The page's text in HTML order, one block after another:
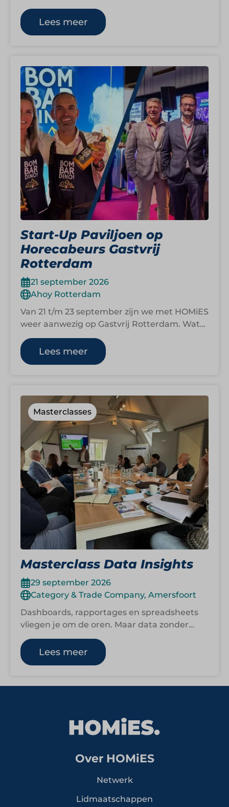
creatief vakmanschap en intuïtie, vraagt nu
om… Lees meer
Start-Up Paviljoen op
Horecabeurs Gastvrij
Rotterdam
21 september 2026
Ahoy Rotterdam
Van 21 t/m 23 september zijn we met HOMiES
weer aanwezig op Gastvrij Rotterdam. Wat
begon als een strategische samenwerking…
Lees meer
Masterclasses
Masterclass Data Insights
29 september 2026
Category & Trade Company, Amersfoort
Dashboards, rapportages en spreadsheets
vliegen je om de oren. Maar data zonder
richting blijft ruis. In deze HOMiES
Masterclass leer…
Lees meer
Over HOMiES
Netwerk
Lidmaatschappen